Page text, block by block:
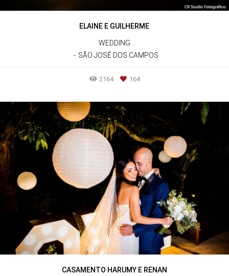
ELAINE E GUILHERME
WEDDING
SÃO JOSÉ DOS CAMPOS
2164 164
CASAMENTO HARUMY E RENAN